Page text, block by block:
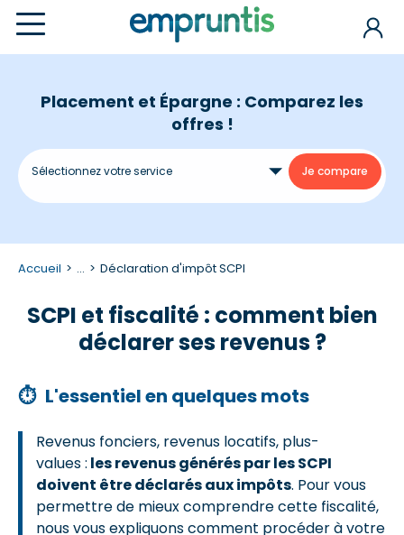
Placement et Épargne : Comparez les
offres !
Accueil ... Déclaration d'impôt SCPI
SCPI et fiscalité : comment bien
déclarer ses revenus ?
⏱ L'essentiel en quelques mots
Revenus fonciers, revenus locatifs, plus-
values : les revenus générés par les SCPI
doivent être déclarés aux impôts. Pour vous
permettre de mieux comprendre cette fiscalité,
nous vous expliquons comment procéder à votre